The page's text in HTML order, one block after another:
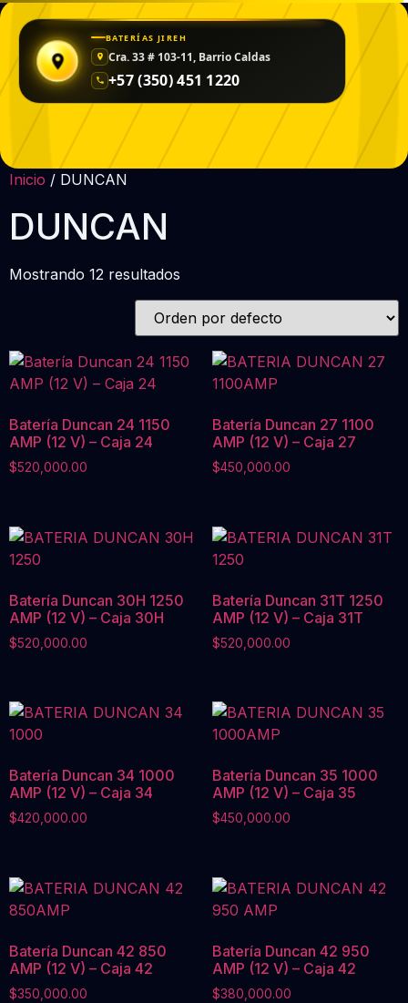
BATERÍAS JIREH
Cra. 33 # 103-11, Barrio Caldas
+57 (350) 451 1220
Inicio / DUNCAN
DUNCAN
Mostrando 12 resultados
Batería Duncan 24 1150
AMP (12 V) – Caja 24
$520,000.00
Batería Duncan 27 1100
AMP (12 V) – Caja 27
$450,000.00
Batería Duncan 30H 1250
AMP (12 V) – Caja 30H
$520,000.00
Batería Duncan 31T 1250
AMP (12 V) – Caja 31T
$520,000.00
Batería Duncan 34 1000
AMP (12 V) – Caja 34
$420,000.00
Batería Duncan 35 1000
AMP (12 V) – Caja 35
$450,000.00
Batería Duncan 42 850
AMP (12 V) – Caja 42
$350,000.00
Batería Duncan 42 950
AMP (12 V) – Caja 42
$380,000.00